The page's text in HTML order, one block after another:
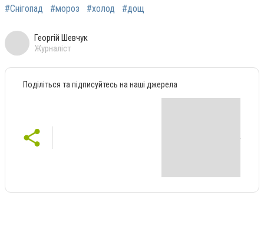
#Снігопад #мороз #холод #дощ
Георгій Шевчук
Журналіст
Поділіться та підписуйтесь на наші джерела